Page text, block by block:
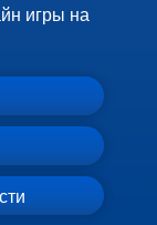
игры на